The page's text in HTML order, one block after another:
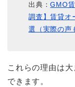
出典：GMO
調査】賃貸オ
選（実際の声
これらの理由は
できます。